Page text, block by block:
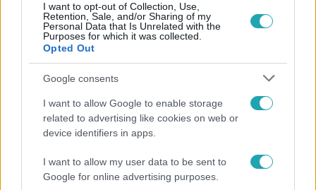
I want to opt-out of Collection, Use,
Retention, Sale, and/or Sharing of my
Personal Data that Is Unrelated with the
Purposes for which it was collected.
Opted Out
Google consents
I want to allow Google to enable storage
related to advertising like cookies on web or
device identifiers in apps.
I want to allow my user data to be sent to
Google for online advertising purposes.
14:09
„A csúcs opcionális, a biztonságos hazatérés